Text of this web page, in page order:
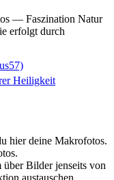
— Faszination Natur
erfolgt durch
Heiligkeit
hier deine Makrofotos.
Bilder jenseits von